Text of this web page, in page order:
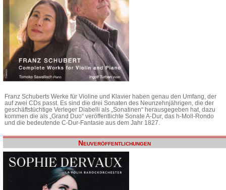
Franz Schuberts Werke für Violine und Klavier haben genau den Umfang, der
auf zwei CDs passt. Es sind die drei Sonaten des Neunzehnjährigen, die der
geschäftstüchtige Verleger Diabelli als „Sonatinen“ herausgegeben hat, dazu
kommen die als „Grand Duo“ veröffentlichte Sonate A-Dur, das h-Moll-Rondo
und die bedeutende C-Dur-Fantasie aus dem Jahr 1827.
Neuveröffentlichungen